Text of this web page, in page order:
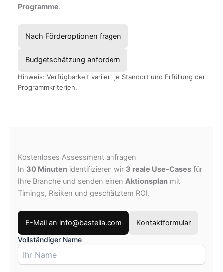
Programme.
Nach Förderoptionen fragen
Budgetschätzung anfordern
Hinweis: Verfügbarkeit variiert je Standort und Erfüllung der
Programmkriterien.
Kostenloses Assessment anfragen
In 30 Minuten identifizieren wir 3 reale Use-Cases für
Ihre Branche und senden einen Aktionsplan mit
Timings, Risiken und geschätztem ROI.
E-Mail an info@bastelia.com Kontaktformular
Vollständiger Name